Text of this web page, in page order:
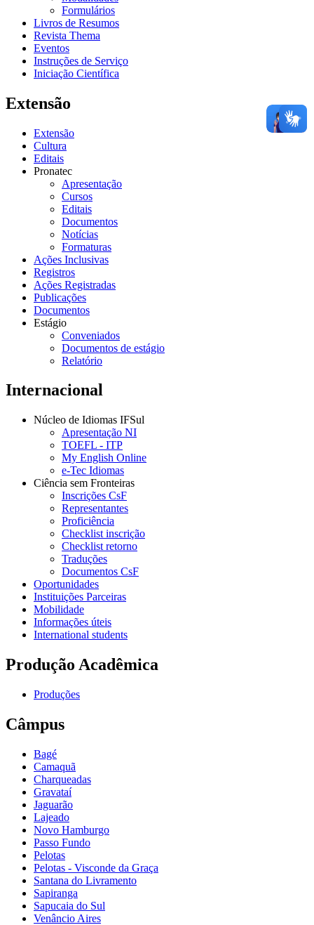
Formulários
Livros de Resumos
Revista Thema
Eventos
Instruções de Serviço
Iniciação Científica
Extensão
Extensão
Cultura
Editais
Pronatec
Apresentação
Cursos
Editais
Documentos
Notícias
Formaturas
Ações Inclusivas
Registros
Ações Registradas
Publicações
Documentos
Estágio
Conveniados
Documentos de estágio
Relatório
Internacional
Núcleo de Idiomas IFSul
Apresentação NI
TOEFL - ITP
My English Online
e-Tec Idiomas
Ciência sem Fronteiras
Inscrições CsF
Representantes
Proficiência
Checklist inscrição
Checklist retorno
Traduções
Documentos CsF
Oportunidades
Instituições Parceiras
Mobilidade
Informações úteis
International students
Produção Acadêmica
Produções
Câmpus
Bagé
Camaquã
Charqueadas
Gravataí
Jaguarão
Lajeado
Novo Hamburgo
Passo Fundo
Pelotas
Pelotas - Visconde da Graça
Santana do Livramento
Sapiranga
Sapucaia do Sul
Venâncio Aires